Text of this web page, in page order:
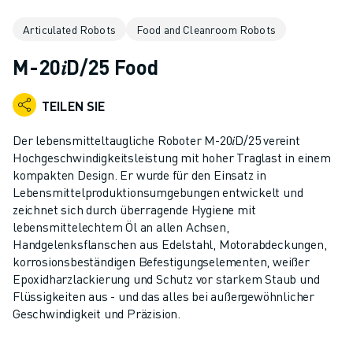
ROBOTERPALETTE
ROBOTER-ZUBEHÖR
ROBOTER-SOFTWARE
SIMULATIONSSOFTWARE
ROBOTIK-PRODUKTE FÜR DEN BILDUNGSBEREICH
ROBOTER-AUTOMATISIERUNG
KOMPAKTE CNC-BEARBEITUNGSZENTREN
ROBODRILL-FILTER
ROBODRILL KOMPAKTE CNC-BEARBEITUNGSZENTREN
ROBODRILL HARDWARE
ROBODRILL SOFTWARE
ROBODRILL VORBEUGENDE WARTUNG
ROBODRILL NACHHALTIGKEIT
ROBODRILL ROBOTER-PAKET
Articulated Robots Food and Cleanroom Robots
M-20𝑖D/25 Food
TEILEN SIE
Der lebensmitteltaugliche Roboter M-20𝑖D/25 vereint
Hochgeschwindigkeitsleistung mit hoher Traglast in einem
kompakten Design. Er wurde für den Einsatz in
Lebensmittelproduktionsumgebungen entwickelt und
zeichnet sich durch überragende Hygiene mit
lebensmittelechtem Öl an allen Achsen,
Handgelenksflanschen aus Edelstahl, Motorabdeckungen,
korrosionsbeständigen Befestigungselementen, weißer
Epoxidharzlackierung und Schutz vor starkem Staub und
Flüssigkeiten aus - und das alles bei außergewöhnlicher
Geschwindigkeit und Präzision.